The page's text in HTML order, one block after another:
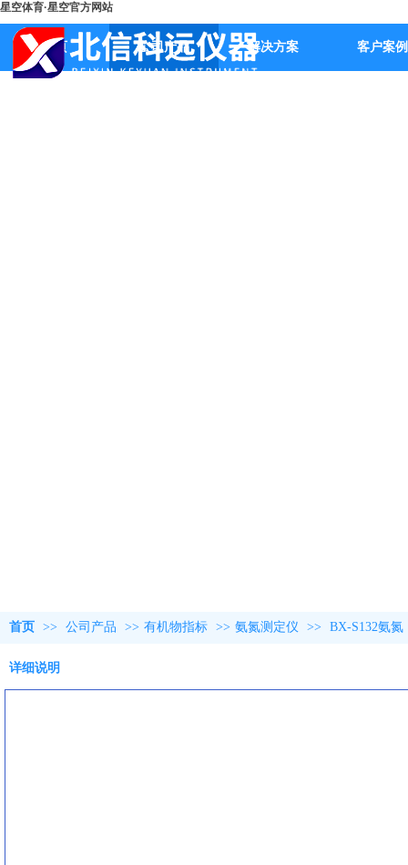
星空体育·星空官方网站
首页 公司产品 解决方案 客户案例
首页 >> 公司产品 >> 有机物指标 >> 氨氮测定仪 >> BX-S132氨
详细说明